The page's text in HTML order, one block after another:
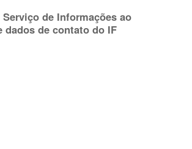
de Informações ao
dados de contato do IF